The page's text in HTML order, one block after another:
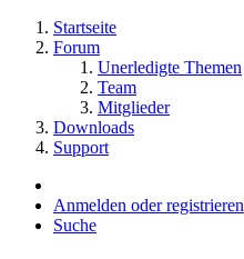
Startseite
Forum
Unerledigte Themen
Team
Mitglieder
Downloads
Support
Anmelden oder registrieren
Suche